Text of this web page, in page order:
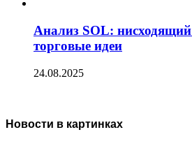
Анализ SOL:
торговые идеи
24.08.2025
Новости в картинках